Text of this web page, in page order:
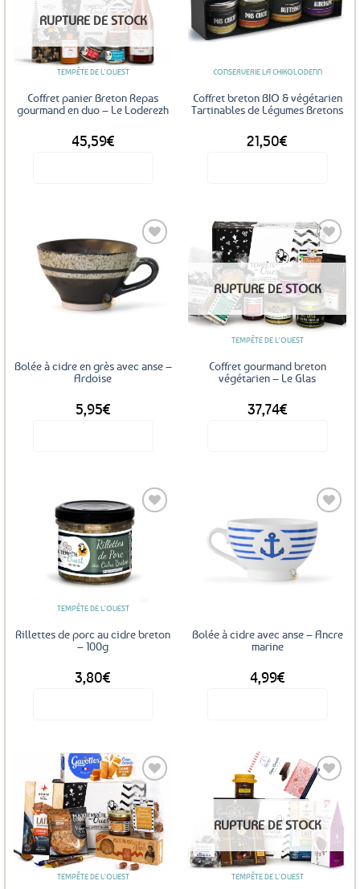
Ajouter
aux
RUPTURE DE STOCK
TEMPÊTE DE L'OUEST
Coffret panier Breton Repas
gourmand en duo – Le Loderezh
45,59€
Ajouter
aux
CONSERVERIE LA CHIKOLODENN
Coffret breton BIO & végétarien
Tartinables de Légumes Bretons
21,50€
Ajouter
aux
favoris
Bolée à cidre en grès avec anse –
Ardoise
5,95€
Ajouter
aux
favoris
RUPTURE DE STOCK
TEMPÊTE DE L'OUEST
Coffret gourmand breton
végétarien – Le Glas
37,74€
TEMPÊTE DE L'OUEST
Rillettes de porc au cidre breton
– 100g
3,80€
Ajouter
Bolée à cidre avec anse – Ancre
marine
4,99€
Ajouter
aux
favoris
TEMPÊTE DE L'OUEST
Ajouter
aux
favoris
RUPTURE DE STOCK
TEMPÊTE DE L'OUEST